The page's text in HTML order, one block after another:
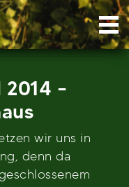
–
wir uns in
denn da